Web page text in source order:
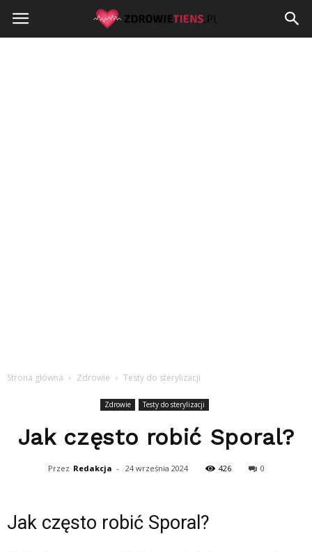
Zdrowietiens.pl
Strona główna Zdrowie Testy do sterylizacji
Zdrowie Testy do sterylizacji
Jak często robić Sporal?
Przez Redakcja - 24 września 2024 426 0
Jak często robić Sporal?